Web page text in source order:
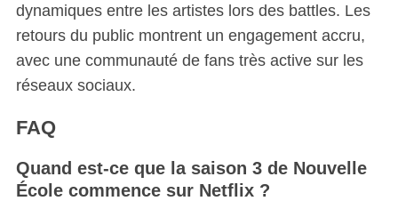
dynamiques entre les artistes lors des battles. Les
retours du public montrent un engagement accru,
avec une communauté de fans très active sur les
réseaux sociaux.
FAQ
Quand est-ce que la saison 3 de Nouvelle
École commence sur Netflix ?
S
e